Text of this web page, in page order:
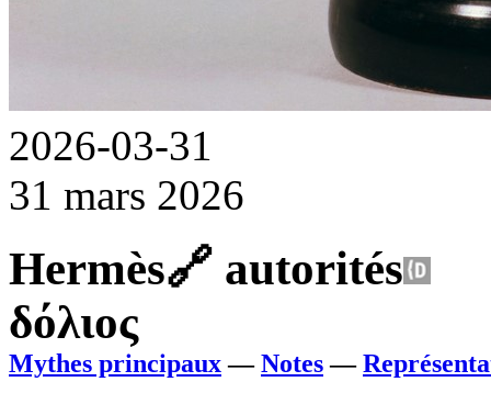
2026-03-31
31 mars 2026
Hermès🔗 autorités
δόλιος
Mythes principaux—Notes—